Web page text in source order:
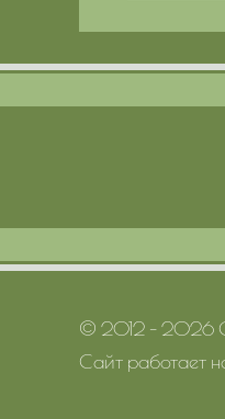
© 2012 – 2026
Сайт работает